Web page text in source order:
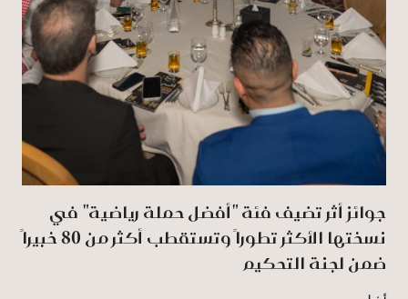
جوائز أثر تضيف فئة "أفضل حملة رياضية" في
نسختها الأكثر تطوراً وتستقطب أكثر من 80 خبيراً
ضمن لجنة التحكيم